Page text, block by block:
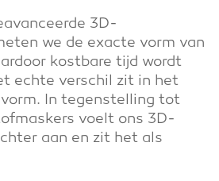
3D-
we de exacte vorm van
kostbare tijd wordt
echte verschil zit in het
In tegenstelling tot
voelt ons 3D-
aan en zit het als